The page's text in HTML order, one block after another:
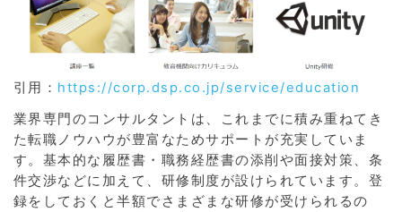
引用： https://corp.dsp.co.jp/service/education
業界専門のコンサルタントは、これまでに積み重ねてき
た転職ノウハウが豊富なためサポートが充実していま
す。基本的な履歴書・職務経歴書の添削や面接対策、条
件交渉などに加えて、研修制度が設けられています。登
録をしておくと半額でさまざまな研修が受けられるの